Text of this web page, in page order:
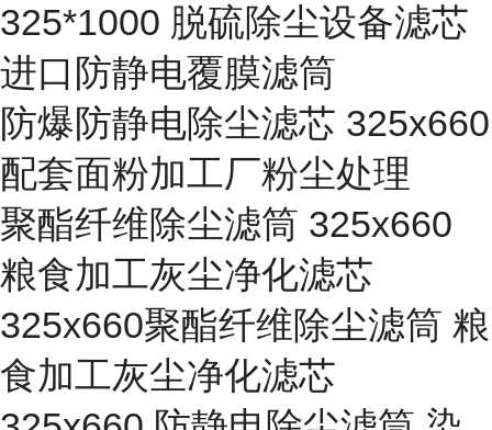
325*1000 脱硫除尘设备滤芯
进口防静电覆膜滤筒
防爆防静电除尘滤芯 325x660
配套面粉加工厂粉尘处理
聚酯纤维除尘滤筒 325x660
粮食加工灰尘净化滤芯
325x660聚酯纤维除尘滤筒 粮
食加工灰尘净化滤芯